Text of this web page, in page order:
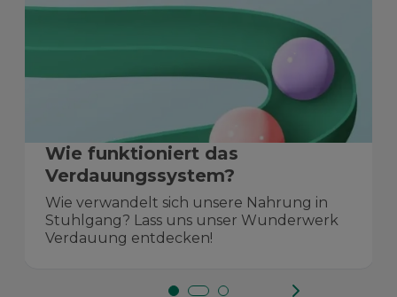
Wie funktioniert das
Verdauungssystem?
Wie verwandelt sich unsere Nahrung in
Stuhlgang? Lass uns unser Wunderwerk
Verdauung entdecken!